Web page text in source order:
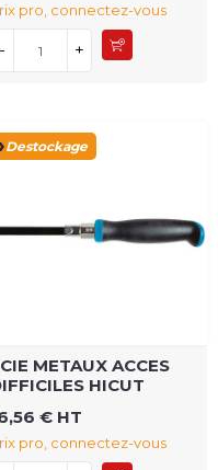
pro, connectez-vous
- +
Destockage
METAUX ACCES
HICUT
€ HT
pro, connectez-vous